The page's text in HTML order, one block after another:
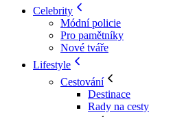
Celebrity
Módní policie
Pro pamětníky
Nové tváře
Lifestyle
Cestování
Destinace
Rady na cesty